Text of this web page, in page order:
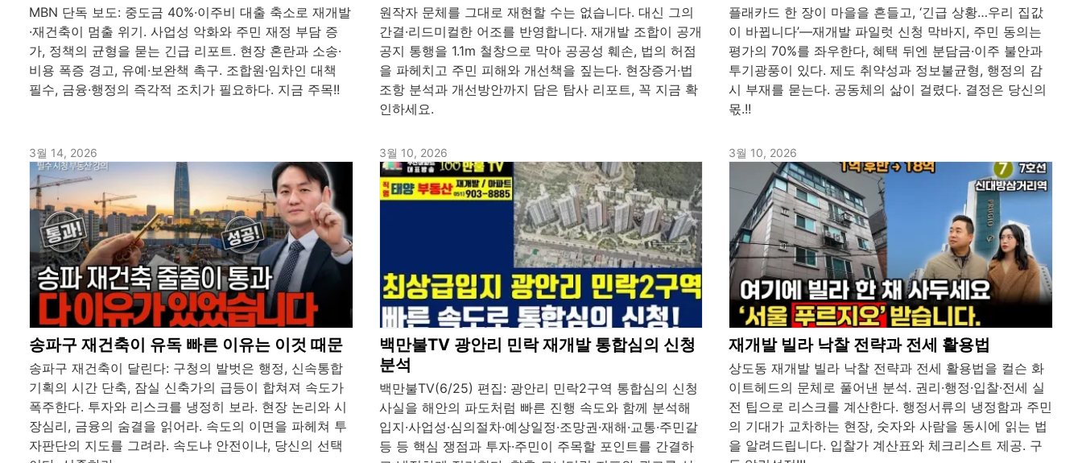
MBN 단독 보도: 중도금 40%·이주비 대출 축소로 재개발
·재건축이 멈출 위기. 사업성 악화와 주민 재정 부담 증
가, 정책의 균형을 묻는 긴급 리포트. 현장 혼란과 소송·
비용 폭증 경고, 유예·보완책 촉구. 조합원·임차인 대책
필수, 금융·행정의 즉각적 조치가 필요하다. 지금 주목!!
원작자 문체를 그대로 재현할 수는 없습니다. 대신 그의
간결·리드미컬한 어조를 반영합니다. 재개발 조합이 공개
공지 통행을 1.1m 철창으로 막아 공공성 훼손, 법의 허점
을 파헤치고 주민 피해와 개선책을 짚는다. 현장증거·법
조항 분석과 개선방안까지 담은 탐사 리포트, 꼭 지금 확
인하세요.
플래카드 한 장이 마을을 흔들고, ‘긴급 상황…우리 집값
이 바뀝니다’—재개발 파일럿 신청 막바지, 주민 동의는
평가의 70%를 좌우한다, 혜택 뒤엔 분담금·이주 불안과
투기광풍이 있다. 제도 취약성과 정보불균형, 행정의 감
시 부재를 묻는다. 공동체의 삶이 걸렸다. 결정은 당신의
몫.!!
3월 14, 2026
송파구 재건축이 유독 빠른 이유는 이것 때문
송파구 재건축이 달린다: 구청의 발벗은 행정, 신속통합
기획의 시간 단축, 잠실 신축가의 급등이 합쳐져 속도가
폭주한다. 투자와 리스크를 냉정히 보라. 현장 논리와 시
장심리, 금융의 숨결을 읽어라. 속도의 이면을 파헤쳐 투
자판단의 지도를 그려라. 속도냐 안전이냐, 당신의 선택
3월 10, 2026
백만불TV 광안리 민락 재개발 통합심의 신청
분석
백만불TV(6/25) 편집: 광안리 민락2구역 통합심의 신청
사실을 해안의 파도처럼 빠른 진행 속도와 함께 분석해
입지·사업성·심의절차·예상일정·조망권·재해·교통·주민갈
등 등 핵심 쟁점과 투자·주민이 주목할 포인트를 간결하
3월 10, 2026
재개발 빌라 낙찰 전략과 전세 활용법
상도동 재개발 빌라 낙찰 전략과 전세 활용법을 컬슨 화
이트헤드의 문체로 풀어낸 분석. 권리·행정·입찰·전세 실
전 팁으로 리스크를 계산한다. 행정서류의 냉정함과 주민
의 기대가 교차하는 현장, 숫자와 사람을 동시에 읽는 법
을 알려드립니다. 입찰가 계산표와 체크리스트 제공. 구